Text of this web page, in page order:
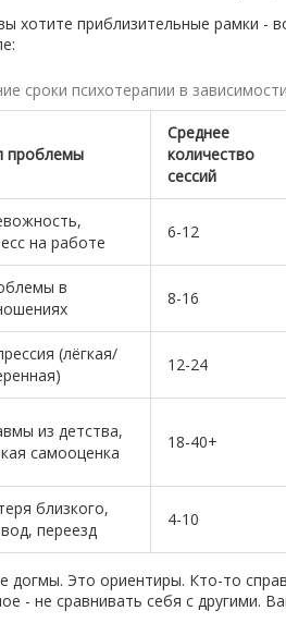
хотите приблизительные рамки -
сроки психотерапии в
проблемы
Среднее
количество
сессий
на работе
6-12
в
8-16
(лёгкая/
12-24
из детства,
самооценка
18-40+
близкого,
переезд
4-10
догмы. Это ориентиры. Кто-то
- не сравнивать себя с другими.